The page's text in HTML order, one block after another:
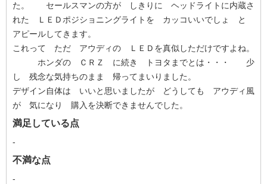
た。 セールスマンの方が しきりに ヘッドライトに内蔵さ
れた ＬＥＤポジショニングライトを カッコいいでしょ と
アピールしてきます。
これって ただ アウディの ＬＥＤを真似しただけですよね。
ホンダの ＣＲＺ に続き トヨタまでとは・・・ 少
し 残念な気持ちのまま 帰ってまいりました。
デザイン自体は いいと思いましたが どうしても アウディ風
が 気になり 購入を決断できませんでした。
満足している点
-
不満な点
-